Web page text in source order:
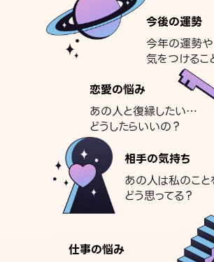
今後の運勢
今年の運勢や
気をつけるこ
恋愛の悩み
あの人と復縁したい…
どうしたらいいの？
相手の気持ち
あの人は私のこと
どう思ってる？
仕事の悩み